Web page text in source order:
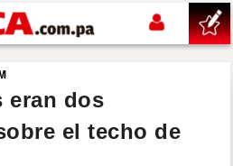
eran dos
el techo de